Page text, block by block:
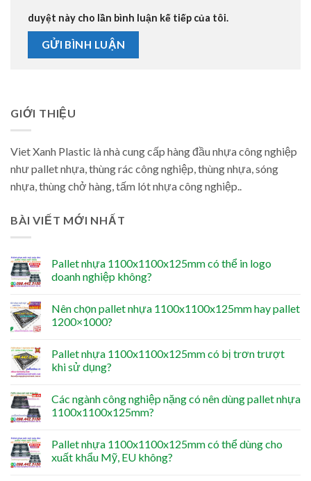
duyệt này cho lần bình luận kế tiếp của tôi.
GIỚI THIỆU
Viet Xanh Plastic là nhà cung cấp hàng đầu nhựa công nghiệp
như pallet nhựa, thùng rác công nghiệp, thùng nhựa, sóng
nhựa, thùng chở hàng, tấm lót nhựa công nghiệp..
BÀI VIẾT MỚI NHẤT
Pallet nhựa 1100x1100x125mm có thể in logo
doanh nghiệp không?
Nên chọn pallet nhựa 1100x1100x125mm hay pallet
1200×1000?
Pallet nhựa 1100x1100x125mm có bị trơn trượt
khi sử dụng?
Các ngành công nghiệp nặng có nên dùng pallet nhựa
1100x1100x125mm?
Pallet nhựa 1100x1100x125mm có thể dùng cho
xuất khẩu Mỹ, EU không?